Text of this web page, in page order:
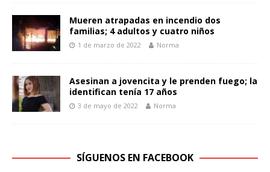
Mueren atrapadas en incendio dos
familias; 4 adultos y cuatro niños
1 de marzo de 2022 Norma
Asesinan a jovencita y le prenden fuego; la
identifican tenía 17 años
3 de mayo de 2022 Norma
SÍGUENOS EN FACEBOOK